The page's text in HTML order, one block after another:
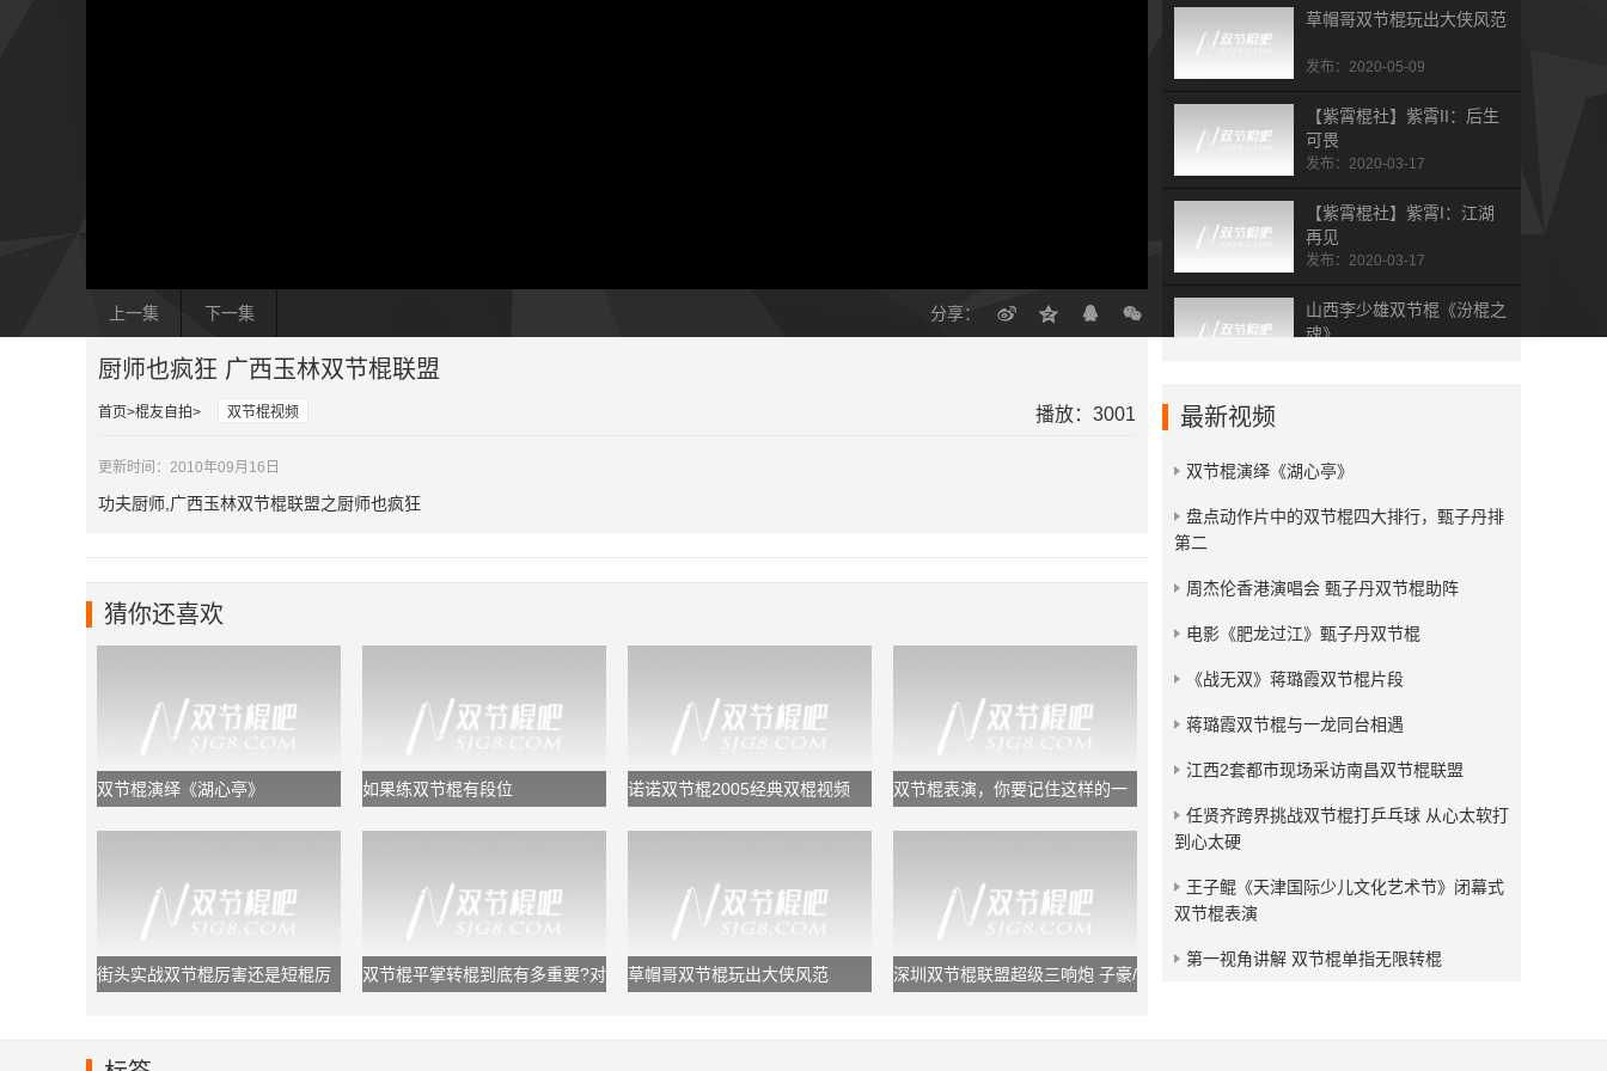
上一集 下一集 分享：
草帽哥双节棍玩出大侠风范
发布：2020-05-09
【紫霄棍社】紫霄II：后生
可畏
发布：2020-03-17
【紫霄棍社】紫霄I：江湖
再见
发布：2020-03-17
山西李少雄双节棍《汾棍之
魂》
残血狂龙双节棍视频小合集
厨师也疯狂 广西玉林双节棍联盟
首页 棍友自拍 双节棍视频 播放：3001
更新时间：2010年09月16日
功夫厨师,广西玉林双节棍联盟之厨师也疯狂
猜你还喜欢
双节棍演绎《湖心亭》 如果练双节棍有段位 诺诺双节棍2005经典双棍视频
双节棍表演，你要记住这样的一
街头实战双节棍厉害还是短棍厉
双节棍平掌转棍到底有多重要?对
草帽哥双节棍玩出大侠风范
深圳双节棍联盟超级三响炮 子豪/
最新视频
双节棍演绎《湖心亭》
​盘点动作片中的双节棍四大排行，甄子丹排
第二
周杰伦香港演唱会 甄子丹双节棍助阵
电影《肥龙过江》甄子丹双节棍
《战无双》蒋璐霞双节棍片段
蒋璐霞双节棍与一龙同台相遇
江西2套都市现场采访南昌双节棍联盟
任贤齐跨界挑战双节棍打乒乓球 从心太软打
到心太硬
王子鲲《天津国际少儿文化艺术节》闭幕式
双节棍表演
第一视角讲解 双节棍单指无限转棍